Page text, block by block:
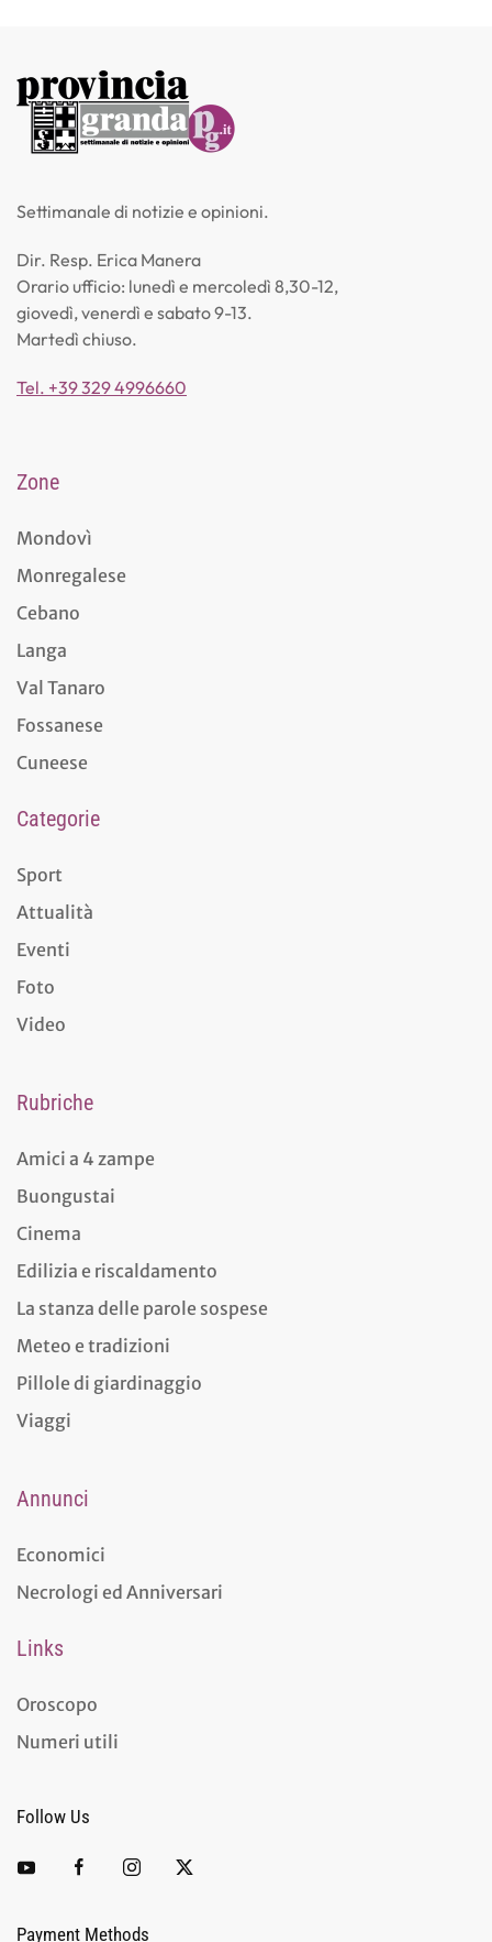
Settimanale di notizie e opinioni.
Dir. Resp. Erica Manera
Orario ufficio: lunedì e mercoledì 8,30-12,
giovedì, venerdì e sabato 9-13.
Martedì chiuso.
Tel. +39 329 4996660
Zone
Mondovì
Monregalese
Cebano
Langa
Val Tanaro
Fossanese
Cuneese
Categorie
Sport
Attualità
Eventi
Foto
Video
Rubriche
Amici a 4 zampe
Buongustai
Cinema
Edilizia e riscaldamento
La stanza delle parole sospese
Meteo e tradizioni
Pillole di giardinaggio
Viaggi
Annunci
Economici
Necrologi ed Anniversari
Links
Oroscopo
Numeri utili
Follow Us
Payment Methods